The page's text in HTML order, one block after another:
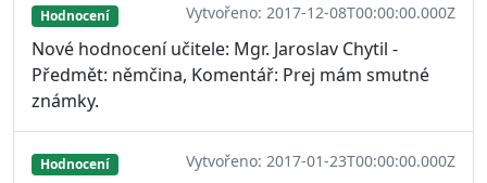
Hodnocení Vytvořeno: 2017-12-08T00:00:00.000Z
Nové hodnocení učitele: Mgr. Jaroslav Chytil -
Předmět: němčina, Komentář: Prej mám smutné
známky.
Hodnocení Vytvořeno: 2017-01-23T00:00:00.000Z